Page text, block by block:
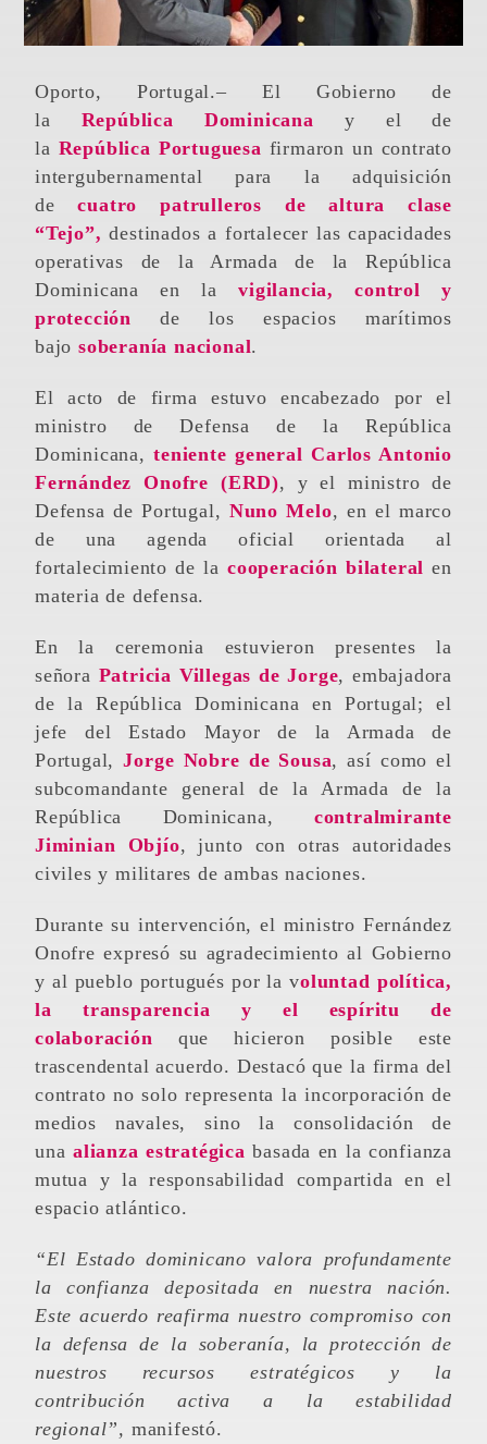
Oporto, Portugal.– El Gobierno de
la República Dominicana y el de
la República Portuguesa firmaron un contrato
intergubernamental para la adquisición
decuatro patrulleros de altura clase
“Tejo”, destinados a fortalecer las capacidades
operativas de la Armada de la República
Dominicana en lavigilancia, control y
protección de los espacios marítimos
bajo soberanía nacional.
El acto de firma estuvo encabezado por el
ministro de Defensa de la República
Dominicana,teniente general Carlos Antonio
Fernández Onofre (ERD), y el ministro de
Defensa de Portugal, Nuno Melo, en el marco
de una agenda oficial orientada al
fortalecimiento de la cooperación bilateral en
materia de defensa.
En la ceremonia estuvieron presentes la
señora Patricia Villegas de Jorge, embajadora
de la República Dominicana en Portugal; el
jefe del Estado Mayor de la Armada de
Portugal,Jorge Nobre de Sousa, así como el
subcomandante general de la Armada de la
República Dominicana, contralmirante
Jiminian Objío, junto con otras autoridades
civiles y militares de ambas naciones.
Durante su intervención, el ministro Fernández
Onofre expresó su agradecimiento al Gobierno
y al pueblo portugués por la voluntad política,
la transparencia y el espíritu de
colaboración que hicieron posible este
trascendental acuerdo. Destacó que la firma del
contrato no solo representa la incorporación de
medios navales, sino la consolidación de
una alianza estratégica basada en la confianza
mutua y la responsabilidad compartida en el
espacio atlántico.
“El Estado dominicano valora profundamente
la confianza depositada en nuestra nación.
Este acuerdo reafirma nuestro compromiso con
la defensa de la soberanía, la protección de
nuestros recursos estratégicos y la
contribución activa a la estabilidad
regional”, manifestó.